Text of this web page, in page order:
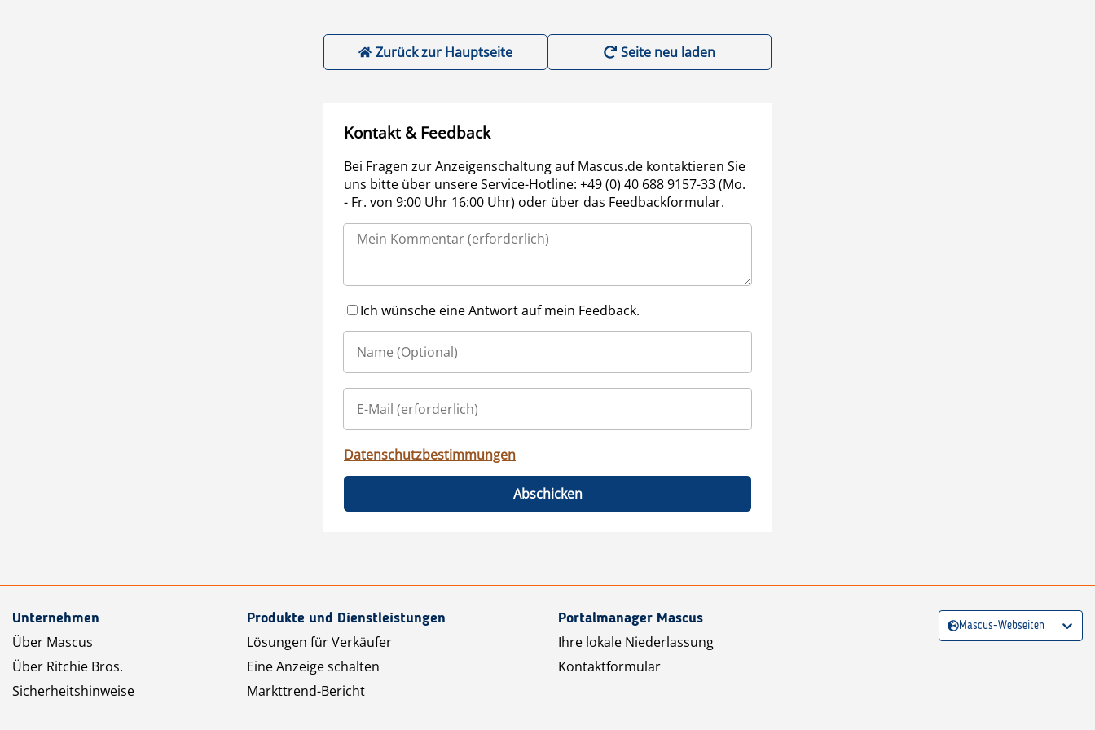
Zurück zur Hauptseite Seite neu laden
Kontakt & Feedback
Bei Fragen zur Anzeigenschaltung auf Mascus.de kontaktieren Sie
uns bitte über unsere Service-Hotline: +49 (0) 40 688 9157-33 (Mo.
- Fr. von 9:00 Uhr 16:00 Uhr) oder über das Feedbackformular.
Ich wünsche eine Antwort auf mein Feedback.
Datenschutzbestimmungen
Abschicken
Unternehmen
Über Mascus
Über Ritchie Bros.
Sicherheitshinweise
Produkte und Dienstleistungen
Lösungen für Verkäufer
Eine Anzeige schalten
Markttrend-Bericht
Portalmanager Mascus
Ihre lokale Niederlassung
Kontaktformular
Mascus-Webseiten